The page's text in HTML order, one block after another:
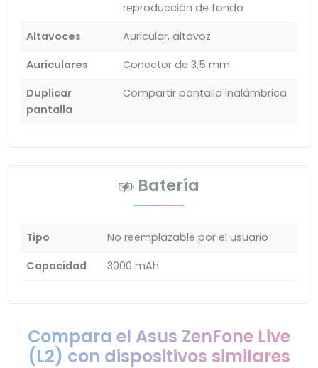
reproducción de fondo
Altavoces
Auricular, altavoz
Auriculares
Conector de 3,5 mm
Duplicar
pantalla
Compartir pantalla inalámbrica
Batería
Tipo
No reemplazable por el usuario
Capacidad
3000 mAh
Compara el Asus ZenFone Live
(L2) con dispositivos similares